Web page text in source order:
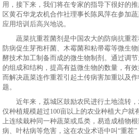
用，接下来，我们将在专家的指导下很好的
区黄石华龙农机合作社理事长陈凤萍在参加
应用培训后高兴地说。
蔬菜抗重茬菌剂是中国农大的防病抗重茬
防病促生芽孢杆菌、木霉菌和粘帚霉等微生
酵技术加工制备而成的微生物制剂。通过调
的组成和结构，提高有益微生物的数量，有
而解决蔬菜连作重茬引起土传病害加重以及
题。
近年来，荔城区鼓励农民进行土地流转，
仅种植规模超过100亩以上的农业种植大户就
上连续栽种同一种蔬菜或瓜类，易造成植物
病、叶枯病等危害，这在农业术语中叫“重茬